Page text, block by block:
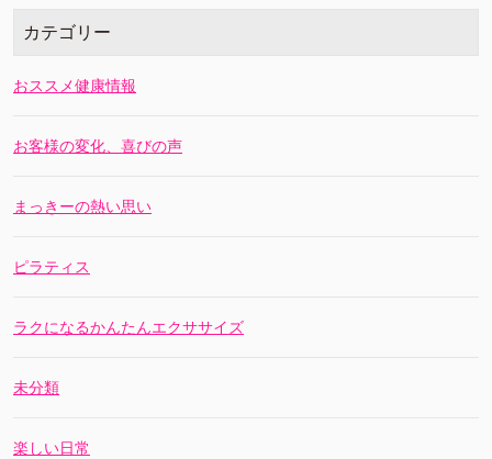
カテゴリー
おススメ健康情報
お客様の変化、喜びの声
まっきーの熱い思い
ピラティス
ラクになるかんたんエクササイズ
未分類
楽しい日常